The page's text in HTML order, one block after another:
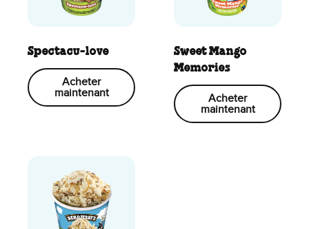
Spectacu-love
Acheter
maintenant
Sweet Mango
Memories
Acheter
maintenant